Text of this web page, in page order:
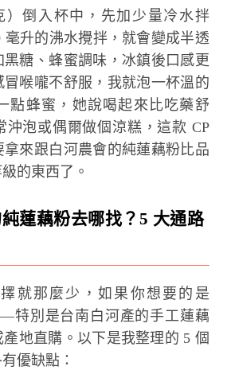
）倒入杯中，先加少量冷水拌
毫升的沸水攪拌，就會變成半透
糖、蜂蜜調味，冰鎮後口感更
喉嚨不舒服，我就泡一杯溫的
點蜂蜜，她說喝起來比吃藥舒
沖泡或偶爾做個涼糕，這款 CP
來跟白河農會的純蓮藕粉比品
的東西了。
蓮藕粉去哪找？5 大通路
就那麼少，如果你想要的是
特別是台南白河產的手工蓮藕
地直購。以下是我整理的 5 個
優缺點：